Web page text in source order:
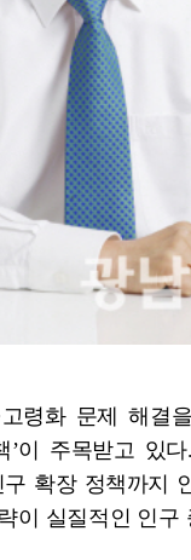
고령화 문제 해결
’이 주목받고 있
확장 정책까지
이 실질적인 인구